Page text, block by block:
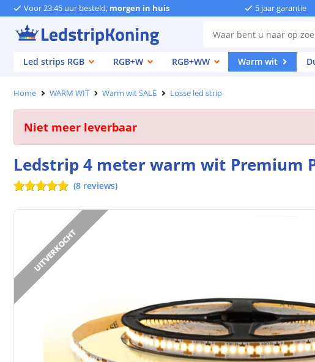
Voor 23:45 uur besteld, morgen in huis 5 jaar garantie
Led strips RGB
RGB+W RGB+WW Warm wit
Home WARM WIT Warm wit SALE Losse led strip
Niet meer leverbaar
Ledstrip 4 meter warm wit Premium
(8 reviews)
UITVERKOCHT